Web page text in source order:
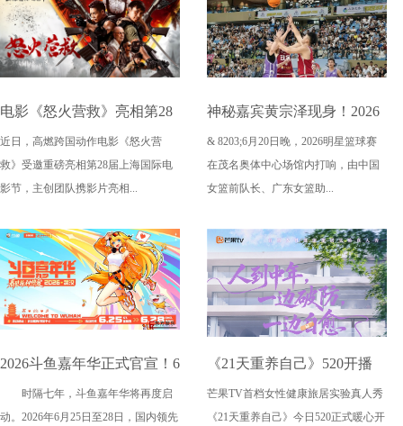
电影《怒火营救》亮相第28
届上海国际电影节！导演王
清亭、功夫女星母其弥雅红
近日，高燃跨国动作电影《怒火营
救》受邀重磅亮相第28届上海国际电
影节，主创团队携影片亮相...
神秘嘉宾黄宗泽现身！2026
燃动奇迹明星篮球赛点燃“全
民迎省运”热潮
& 8203;6月20日晚，2026明星篮球赛
在茂名奥体中心场馆内打响，由中国
女篮前队长、广东女篮助...
2026斗鱼嘉年华正式官宣！6
月武汉开启夏日狂欢
时隔七年，斗鱼嘉年华将再度启
动。2026年6月25日至28日，国内领先
《21天重养自己》520开播
爱自己从21天重养身心开始
芒果TV首档女性健康旅居实验真人秀
《21天重养自己》今日520正式暖心开